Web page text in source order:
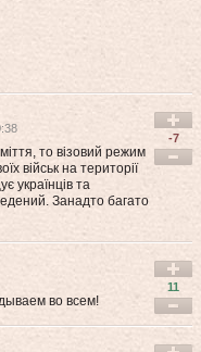
то візовий режим
військ на території
українців та
Занадто багато
-7
во всем!
11